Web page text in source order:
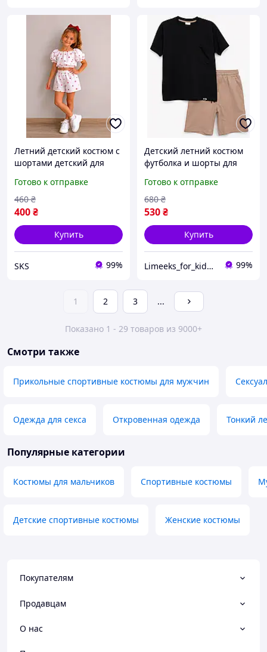
Летний детский костюм с
шортами детский для
Готово к отправке
400₴
460 ₴
Купить
SKS 99%
Детский летний костюм
футболка и шорты для
Готово к отправке
530₴
680 ₴
Купить
Limeeks_for_kids - интернет магазин детской одежды и аксесуаров 99%
1 2 3 ...
Показано 1 - 29 товаров из 9000+
Смотри также
Прикольные спортивные костюмы для мужчин
Одежда для секса Откровенная одежда Тонкий
Популярные категории
Костюмы для мальчиков Спортивные костюмы
Детские спортивные костюмы Женские костюмы
Покупателям
Продавцам
О нас